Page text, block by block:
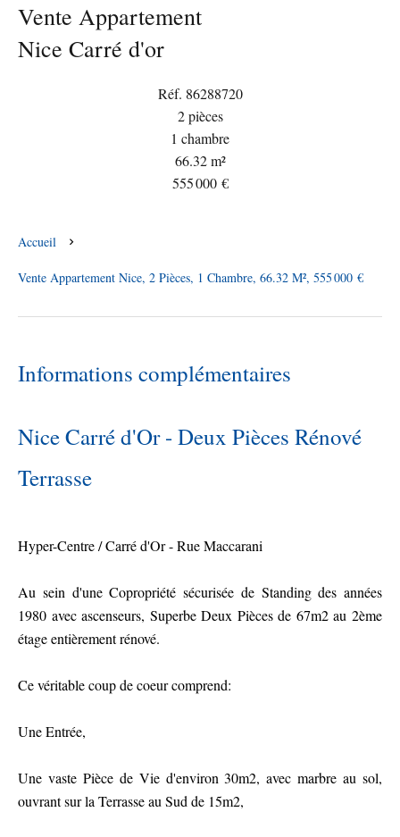
Vente Appartement
Nice Carré d'or
Réf. 86288720
2 pièces
1 chambre
66.32 m²
555 000 €
Accueil
Vente Appartement Nice, 2 Pièces, 1 Chambre, 66.32 M², 555 000 €
Informations complémentaires
Nice Carré d'Or - Deux Pièces Rénové
Terrasse
Hyper-Centre / Carré d'Or - Rue Maccarani
Au sein d'une Copropriété sécurisée de Standing des années
1980 avec ascenseurs, Superbe Deux Pièces de 67m2 au 2ème
étage entièrement rénové.
Ce véritable coup de coeur comprend:
Une Entrée,
Une vaste Pièce de Vie d'environ 30m2, avec marbre au sol,
ouvrant sur la Terrasse au Sud de 15m2,